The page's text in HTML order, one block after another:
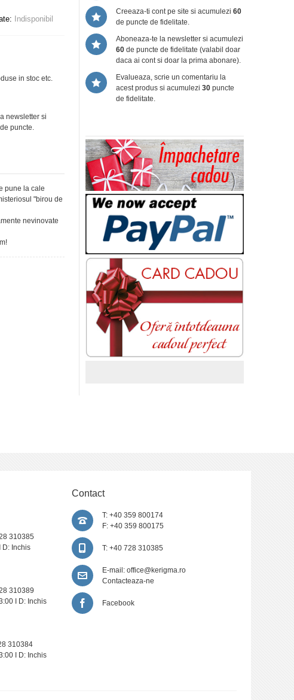
Indisponibil
in stoc etc.
newsletter si
puncte.
Creeaza-ti cont pe site si acumulezi 60
de puncte de fidelitate.
Aboneaza-te la newsletter si acumulezi
60de puncte de fidelitate (valabil doar
daca ai cont si doar la prima abonare).
Evalueaza, scrie un comentariu la
acest produs si acumulezi 30puncte
de fidelitate.
pune la cale
"birou de
nevinovate
310385
D: Inchis
310389
I D: Inchis
310384
I D: Inchis
Contact
T: +40 359 800174
F: +40 359 800175
T: +40 728 310385
E-mail: office@kerigma.ro
Contacteaza-ne
Facebook